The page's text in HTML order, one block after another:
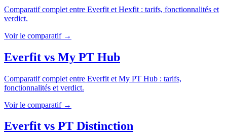
Comparatif complet entre Everfit et Hexfit : tarifs, fonctionnalités et
verdict.
Voir le comparatif →
Everfit vs My PT Hub
Comparatif complet entre Everfit et My PT Hub : tarifs,
fonctionnalités et verdict.
Voir le comparatif →
Everfit vs PT Distinction